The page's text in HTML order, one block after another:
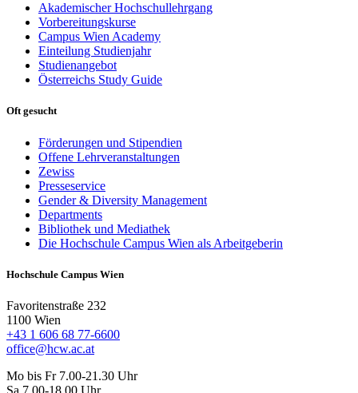
Akademischer Hochschullehrgang
Vorbereitungskurse
Campus Wien Academy
Einteilung Studienjahr
Studienangebot
Österreichs Study Guide
Oft gesucht
Förderungen und Stipendien
Offene Lehrveranstaltungen
Zewiss
Presseservice
Gender & Diversity Management
Departments
Bibliothek und Mediathek
Die Hochschule Campus Wien als Arbeitgeberin
Hochschule Campus Wien
Favoritenstraße 232
1100 Wien
+43 1 606 68 77-6600
office@hcw.ac.at
Mo bis Fr 7.00-21.30 Uhr
Sa 7.00-18.00 Uhr